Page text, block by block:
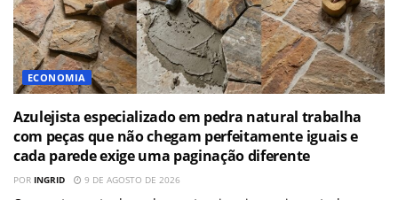
ECONOMIA
Azulejista especializado em pedra natural trabalha
com peças que não chegam perfeitamente iguais e
cada parede exige uma paginação diferente
POR INGRID 9 DE AGOSTO DE 2026